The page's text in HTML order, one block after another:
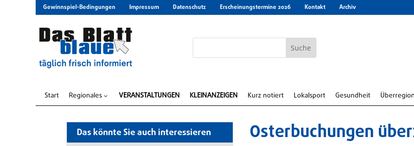
Gewinnspiel-Bedingungen Impressum Datenschutz Erscheinungstermine 2026 Kontakt Archiv
Start Regionales 3 VERANSTALTUNGEN KLEINANZEIGEN Kurz notiert Lokalsport Gesundheit
Das könnte Sie auch interessieren Osterbuchungen